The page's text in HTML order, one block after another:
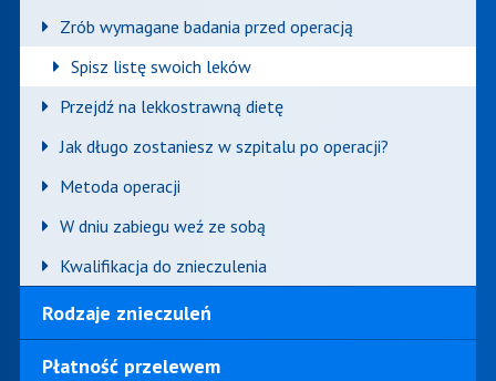
Zrób wymagane badania przed operacją
Spisz listę swoich leków
Przejdź na lekkostrawną dietę
Jak długo zostaniesz w szpitalu po operacji?
Metoda operacji
W dniu zabiegu weź ze sobą
Kwalifikacja do znieczulenia
Rodzaje znieczuleń
Płatność przelewem